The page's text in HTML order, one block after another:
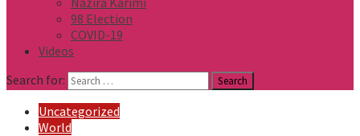
98 Election
COVID-19
Videos
Search for:
Uncategorized
World